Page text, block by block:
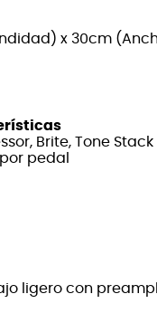
x 30cm
Brite, Tone
pedal
ligero con